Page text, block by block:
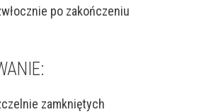
po zakończeniu
zamkniętych